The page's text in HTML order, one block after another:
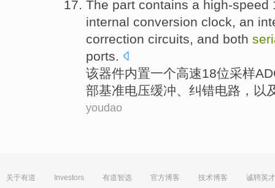
The part contains a high-speed
internal conversion clock, an
correction circuits, and both
ports.
该器件内置一个高速18位采样
部基准电压缓冲、 纠错电路 ， 以
youdao
关于有道 Investors 有道智选 官方博客 技术博客 诚聘英才